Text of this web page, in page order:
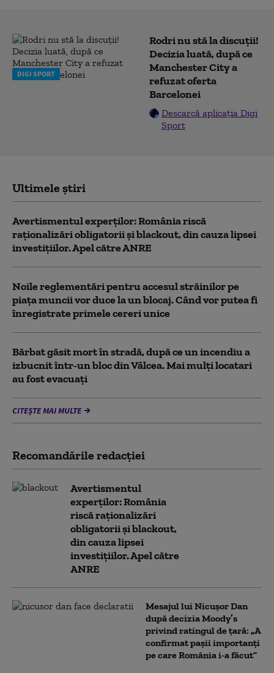
DIGI SPORT
Rodri nu stă la discuții!
Decizia luată, după ce
Manchester City a
refuzat oferta
Barcelonei
Descarcă aplicația Digi
Sport
Ultimele știri
Avertismentul experților: România riscă
raționalizări obligatorii și blackout, din cauza lipsei
investițiilor. Apel către ANRE
Noile reglementări pentru accesul străinilor pe
piaţa muncii vor duce la un blocaj. Când vor putea fi
înregistrate primele cereri unice
Bărbat găsit mort în stradă, după ce un incendiu a
izbucnit într-un bloc din Vâlcea. Mai mulți locatari
au fost evacuați
CITEȘTE MAI MULTE
Recomandările redacţiei
Avertismentul
experților: România
riscă raționalizări
obligatorii și blackout,
din cauza lipsei
investițiilor. Apel către
ANRE
Mesajul lui Nicușor Dan
după decizia Moody’s
privind ratingul de țară: „A
confirmat pașii importanți
pe care România i-a făcut”